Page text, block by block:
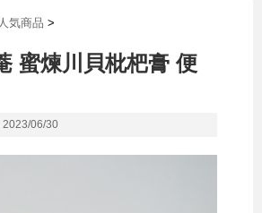
人気商品 >
蜜煉川貝枇杷膏 便
06/30